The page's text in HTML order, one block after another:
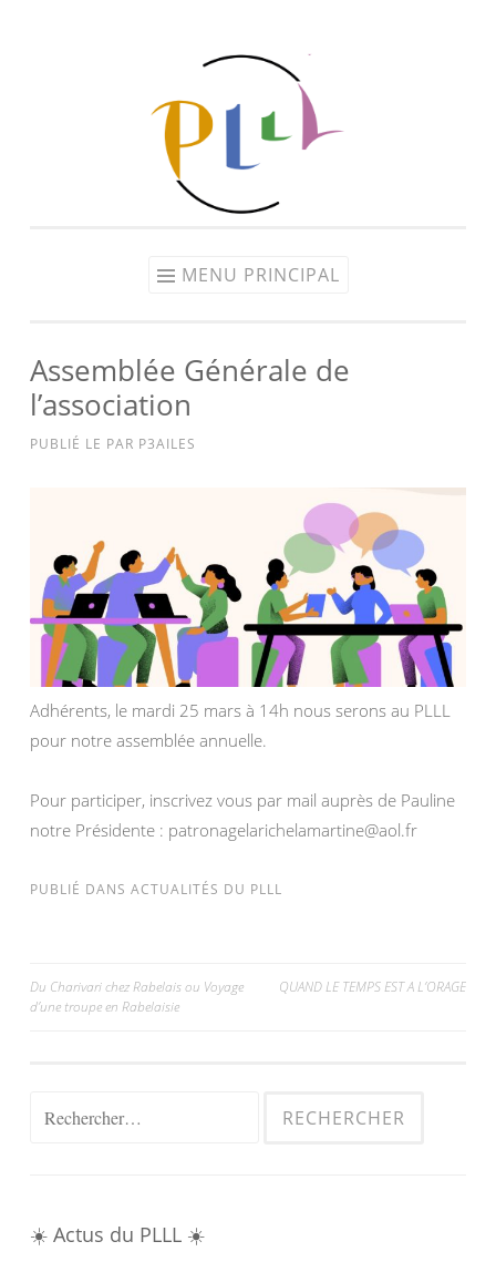
MENU PRINCIPAL
Assemblée Générale de
l’association
PUBLIÉ LE PAR P3AILES
Adhérents, le mardi 25 mars à 14h nous serons au PLLL
pour notre assemblée annuelle.
Pour participer, inscrivez vous par mail auprès de Pauline
notre Présidente : patronagelarichelamartine@aol.fr
PUBLIÉ DANS ACTUALITÉS DU PLLL
Navigation
Du Charivari chez Rabelais ou Voyage
d’une troupe en Rabelaisie
QUAND LE TEMPS EST A L’ORAGE
Rechercher :
☀️ Actus du PLLL ☀️